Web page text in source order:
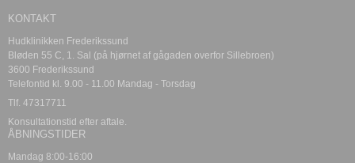
KONTAKT
Hudklinikken Frederikssund
Bløden 55 C, 1. Sal (på hjørnet af gågaden overfor Sillebroen)
3600 Frederikssund
Telefontid kl. 9.00 - 11.00 Mandag - Torsdag
Tlf. 47317711
Konsultationstid efter aftale.
ÅBNINGSTIDER
Mandag 8:00-16:00